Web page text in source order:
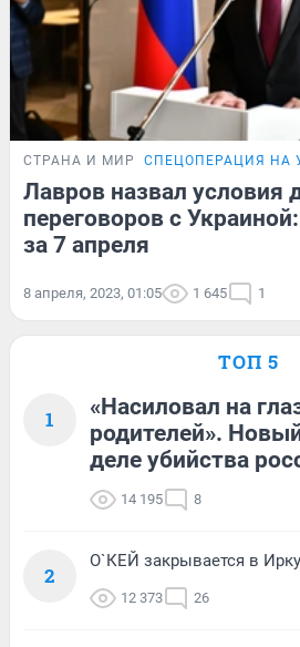
СТРАНА И МИР СПЕЦОПЕРАЦИЯ НА
Лавров назвал условия
переговоров с
за 7 апреля
8 апреля, 2023, 01:05 1 645 1
ТОП 5
1
«Насиловал на
родителей».
деле убийства
14 195 8
2
О`КЕЙ закрывается в
12 373 26